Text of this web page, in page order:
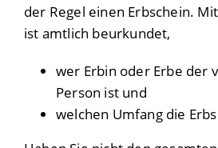
der Regel einen Erbschein.
ist amtlich beurkundet,
wer Erbin oder Erbe der
Person ist und
welchen Umfang die